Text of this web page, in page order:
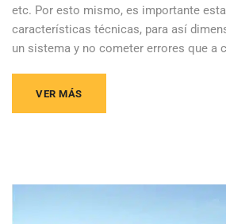
etc. Por esto mismo, es importante
características técnicas, para así
un sistema y no cometer errores que a
VER MÁS